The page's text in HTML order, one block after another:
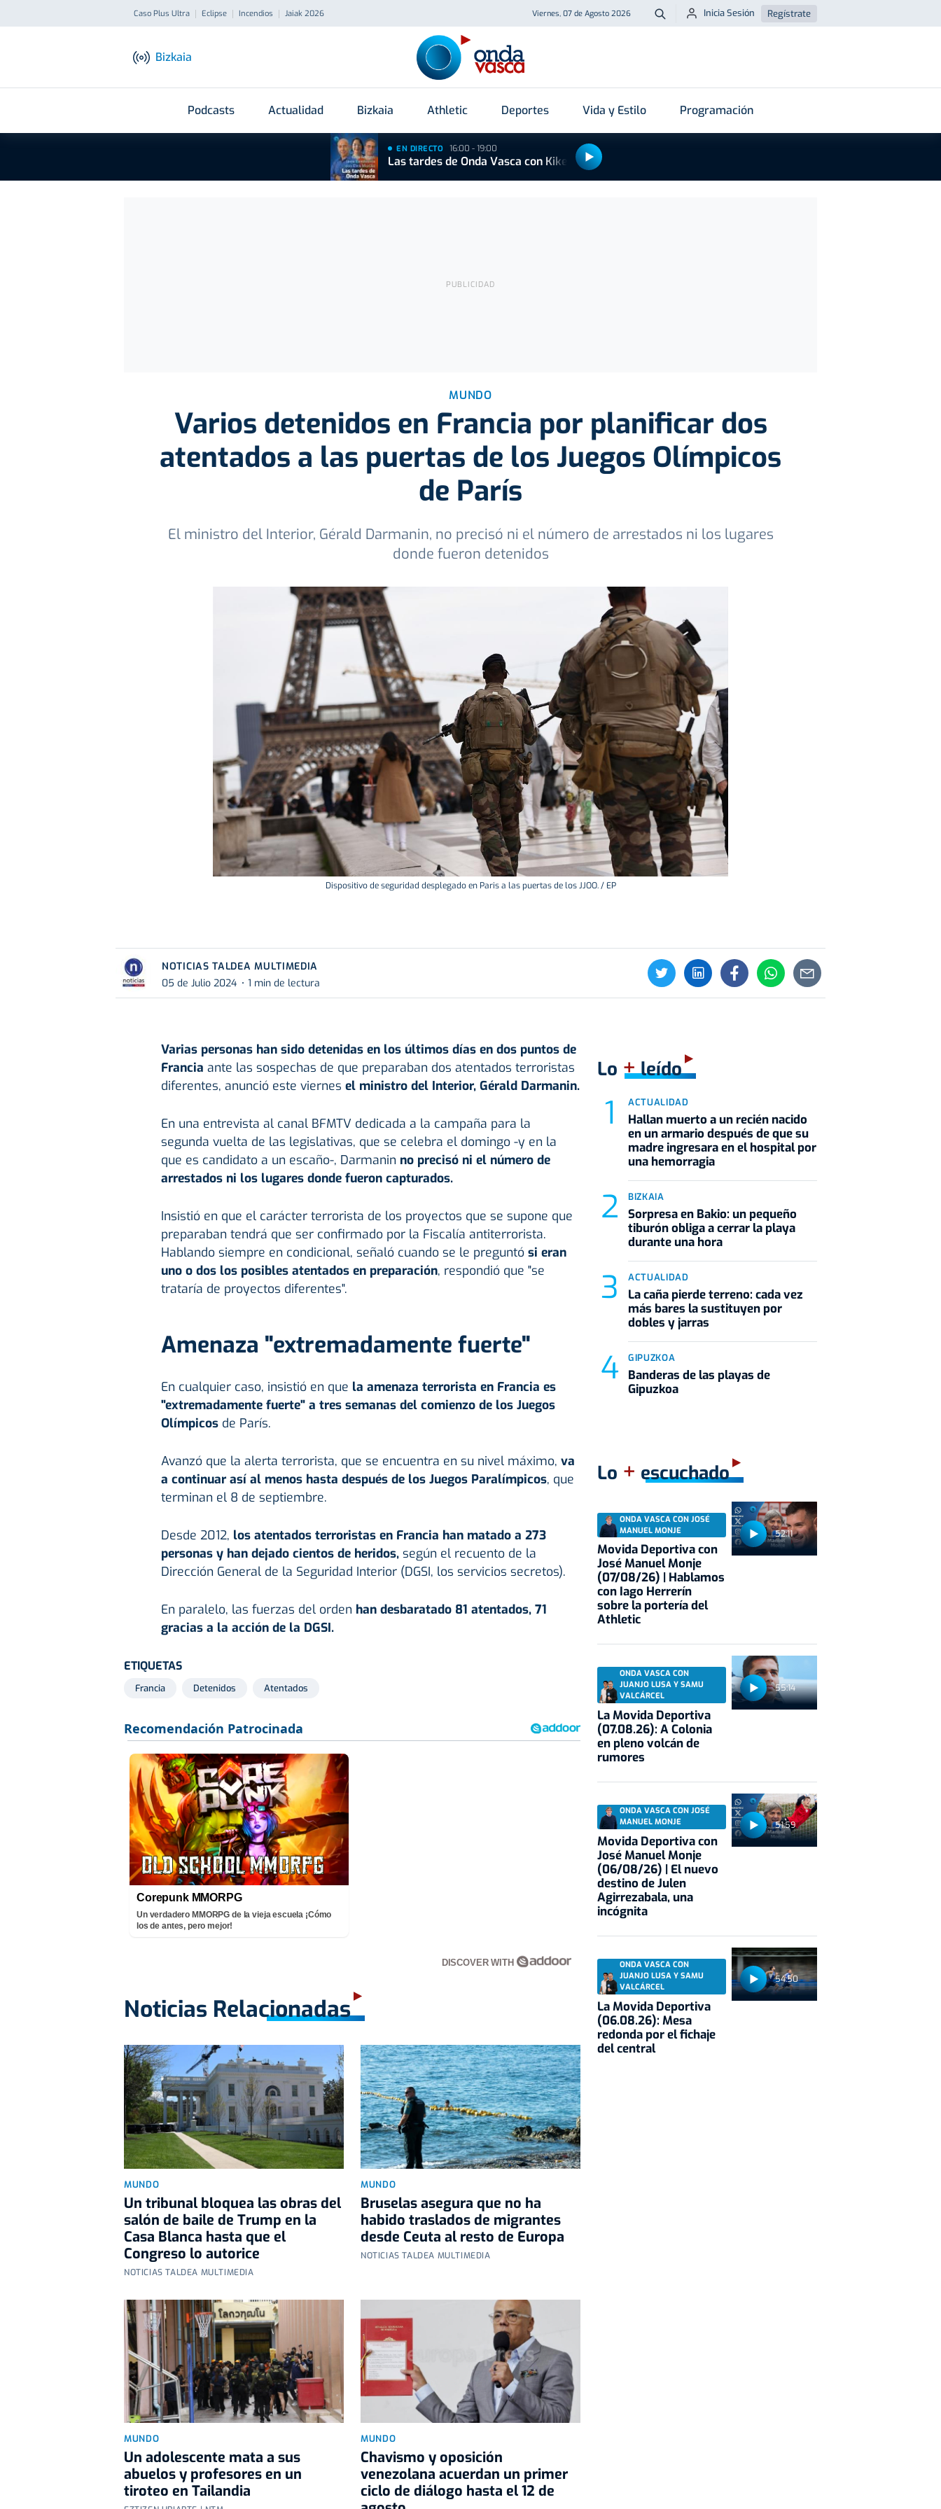
Caso Plus Ultra Eclipse Incendios Jaiak 2026 Viernes, 07 de Agosto 2026 Buscar
Inicia Sesión Regístrate
Bizkaia
Podcasts Actualidad Bizkaia Athletic Deportes Vida y Estilo Programación
EN DIRECTO 16:00 - 19:00
Las tardes de Onda Vasca con Kike Alonso
MUNDO
Varios detenidos en Francia por planificar dos
atentados a las puertas de los Juegos Olímpicos
de París
El ministro del Interior, Gérald Darmanin, no precisó ni el número de arrestados ni los lugares
donde fueron detenidos
Dispositivo de seguridad desplegado en Paris a las puertas de los JJOO. / EP
NOTICIAS TALDEA MULTIMEDIA
05 de Julio 2024
1 min de lectura
Varias personas han sido detenidas en los últimos días en dos puntos de
Francia ante las sospechas de que preparaban dos atentados terroristas
diferentes, anunció este viernes el ministro del Interior, Gérald Darmanin.
En una entrevista al canal BFMTV dedicada a la campaña para la
segunda vuelta de las legislativas, que se celebra el domingo -y en la
que es candidato a un escaño-, Darmanin no precisó ni el número de
arrestados ni los lugares donde fueron capturados.
Insistió en que el carácter terrorista de los proyectos que se supone que
preparaban tendrá que ser confirmado por la Fiscalía antiterrorista.
Hablando siempre en condicional, señaló cuando se le preguntó si eran
uno o dos los posibles atentados en preparación, respondió que "se
trataría de proyectos diferentes".
Amenaza "extremadamente fuerte"
En cualquier caso, insistió en que la amenaza terrorista en Francia es
"extremadamente fuerte" a tres semanas del comienzo de los Juegos
Olímpicos de París.
Avanzó que la alerta terrorista, que se encuentra en su nivel máximo, va
a continuar así al menos hasta después de los Juegos Paralímpicos, que
terminan el 8 de septiembre.
Desde 2012, los atentados terroristas en Francia han matado a 273
personas y han dejado cientos de heridos, según el recuento de la
Dirección General de la Seguridad Interior (DGSI, los servicios secretos).
En paralelo, las fuerzas del orden han desbaratado 81 atentados, 71
gracias a la acción de la DGSI.
ETIQUETAS
Francia Detenidos Atentados
Corepunk MMORPG
Un verdadero MMORPG de la vieja escuela ¡Cómo
los de antes, pero mejor!
DISCOVER WITH
Noticias Relacionadas
MUNDO
Un tribunal bloquea las obras del
salón de baile de Trump en la
Casa Blanca hasta que el
Congreso lo autorice
NOTICIAS TALDEA MULTIMEDIA
MUNDO
Bruselas asegura que no ha
habido traslados de migrantes
desde Ceuta al resto de Europa
NOTICIAS TALDEA MULTIMEDIA
MUNDO
Un adolescente mata a sus
abuelos y profesores en un
tiroteo en Tailandia
MUNDO
Chavismo y oposición
venezolana acuerdan un primer
ciclo de diálogo hasta el 12 de
Lo +leído
ACTUALIDAD
Hallan muerto a un recién nacido
en un armario después de que su
madre ingresara en el hospital por
una hemorragia
BIZKAIA
Sorpresa en Bakio: un pequeño
tiburón obliga a cerrar la playa
durante una hora
ACTUALIDAD
La caña pierde terreno: cada vez
más bares la sustituyen por
dobles y jarras
GIPUZKOA
Banderas de las playas de
Gipuzkoa
Lo + escuchado
52:11
ONDA VASCA CON JOSÉ
MANUEL MONJE
Movida Deportiva con
José Manuel Monje
(07/08/26) | Hablamos
con Iago Herrerín
sobre la portería del
Athletic
55:14
ONDA VASCA CON
JUANJO LUSA Y SAMU
VALCÁRCEL
La Movida Deportiva
(07.08.26): A Colonia
en pleno volcán de
rumores
51:59
ONDA VASCA CON JOSÉ
MANUEL MONJE
Movida Deportiva con
José Manuel Monje
(06/08/26) | El nuevo
destino de Julen
Agirrezabala, una
incógnita
54:50
ONDA VASCA CON
JUANJO LUSA Y SAMU
VALCÁRCEL
La Movida Deportiva
(06.08.26): Mesa
redonda por el fichaje
del central